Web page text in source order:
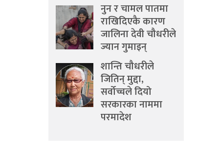
नुन र चामल पातमा
राखिदिएकै कारण
जालिना देवी चौधरीले
ज्यान गुमाइन्
शान्ति चौधरीले
जितिन् मुद्दा,
सर्वोच्चले दियो
सरकारका नाममा
परमादेश